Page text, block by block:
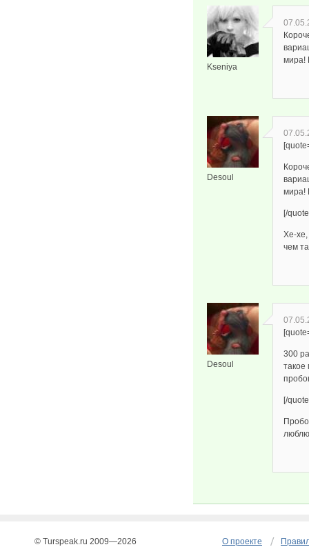
Kseniya
мира!
Desoul
мира!
[/
Хе-хе,
чем
Desoul
300
такое
[/
О проекте
© Turspeak.ru 2009—2026